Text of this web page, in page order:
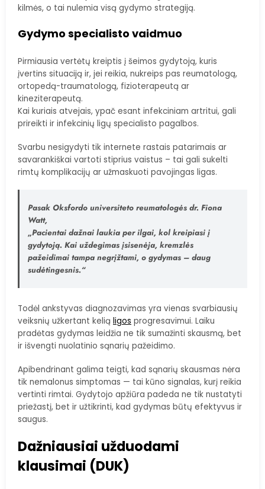
kilmės, o tai nulemia visą gydymo strategiją.
Gydymo specialisto vaidmuo
Pirmiausia vertėtų kreiptis į šeimos gydytoją, kuris
įvertins situaciją ir, jei reikia, nukreips pas reumatologą,
ortopedą-traumatologą, fizioterapeutą ar
kineziterapeutą.
Kai kuriais atvejais, ypač esant infekciniam artritui, gali
prireikti ir infekcinių ligų specialisto pagalbos.
Svarbu nesigydyti tik internete rastais patarimais ar
savarankiškai vartoti stiprius vaistus – tai gali sukelti
rimtų komplikacijų ar užmaskuoti pavojingas ligas.
Pasak Oksfordo universiteto reumatologės dr. Fiona
Watt,
„Pacientai dažnai laukia per ilgai, kol kreipiasi į
gydytoją. Kai uždegimas įsisenėja, kremzlės
pažeidimai tampa negrįžtami, o gydymas – daug
sudėtingesnis.“
Todėl ankstyvas diagnozavimas yra vienas svarbiausių
veiksnių užkertant kelią ligos progresavimui. Laiku
pradėtas gydymas leidžia ne tik sumažinti skausmą, bet
ir išvengti nuolatinio sąnarių pažeidimo.
Apibendrinant galima teigti, kad sąnarių skausmas nėra
tik nemalonus simptomas — tai kūno signalas, kurį reikia
vertinti rimtai. Gydytojo apžiūra padeda ne tik nustatyti
priežastį, bet ir užtikrinti, kad gydymas būtų efektyvus ir
saugus.
Dažniausiai užduodami
klausimai (DUK)